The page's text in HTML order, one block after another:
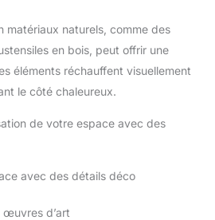
matériaux naturels, comme des
en bois, peut offrir une
éléments réchauffent visuellement
le côté chaleureux.
de votre espace avec des
avec des détails déco
œuvres d’art